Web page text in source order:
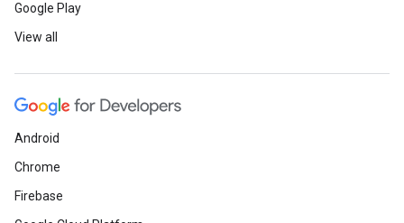
Google Play
View all
Android
Chrome
Firebase